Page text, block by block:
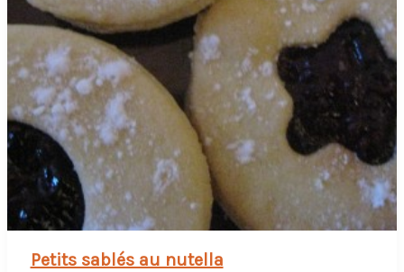
Petits sablés au nutella